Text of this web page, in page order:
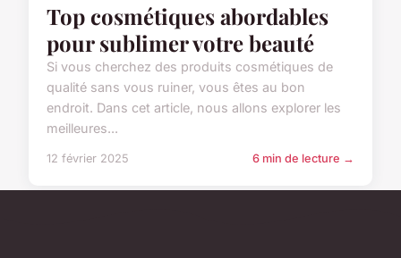
Top cosmétiques abordables
pour sublimer votre beauté
Si vous cherchez des produits cosmétiques de
qualité sans vous ruiner, vous êtes au bon
endroit. Dans cet article, nous allons explorer les
meilleures...
12 février 2025 6 min de lecture →